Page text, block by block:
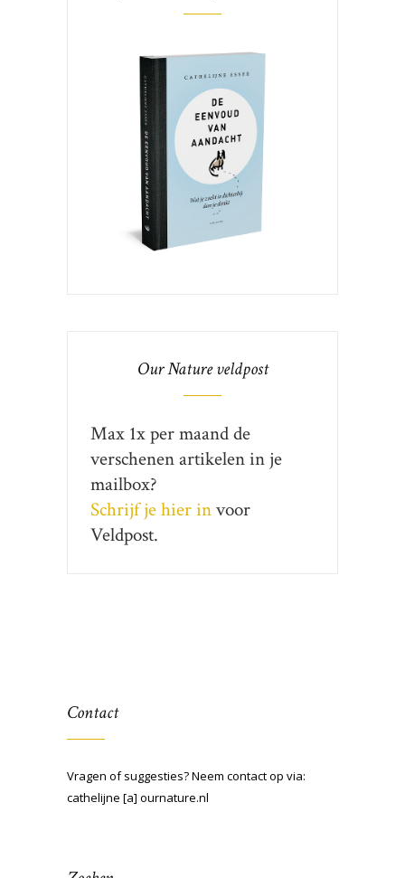
Our Nature veldpost
Max 1x per maand de
verschenen artikelen in je
mailbox?
Schrijf je hier invoor
Veldpost.
Contact
Vragen of suggesties? Neem contact op via:
cathelijne [a] ournature.nl